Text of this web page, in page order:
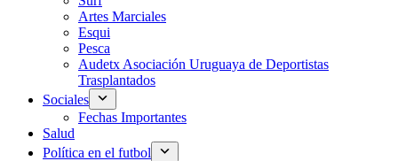
Artes Marciales
Esqui
Pesca
Audetx Asociación Uruguaya de Deportistas
Trasplantados
Sociales
Fechas Importantes
Salud
Política en el futbol